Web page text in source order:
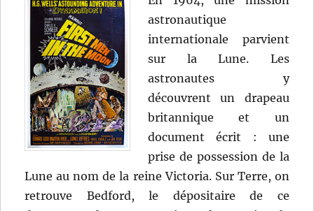
astronautique
internationale parvient
sur la Lune. Les
astronautes y
découvrent un drapeau
britannique et un
document écrit : une
prise de possession de la
Lune au nom de la reine Victoria. Sur Terre, on
retrouve Bedford, le dépositaire de ce